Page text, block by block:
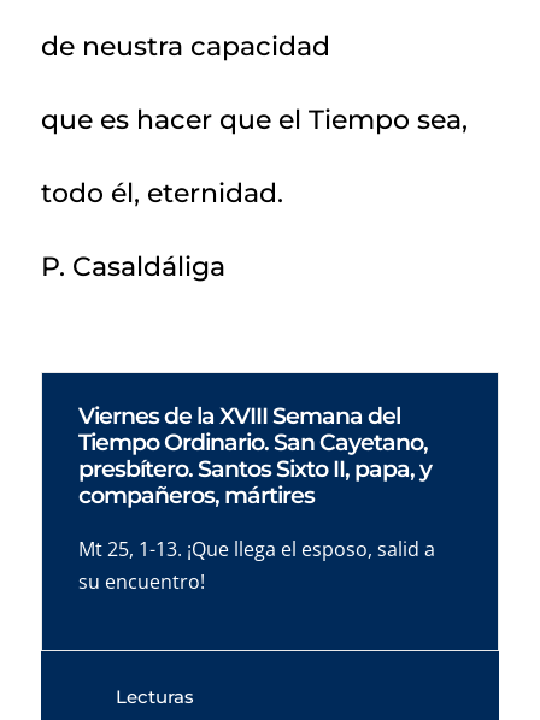
de neustra capacidad
que es hacer que el Tiempo sea,
todo él, eternidad.
P. Casaldáliga
Viernes de la XVIII Semana del
Tiempo Ordinario. San Cayetano,
presbítero. Santos Sixto II, papa, y
compañeros, mártires
Mt 25, 1-13. ¡Que llega el esposo, salid a
su encuentro!
Lecturas